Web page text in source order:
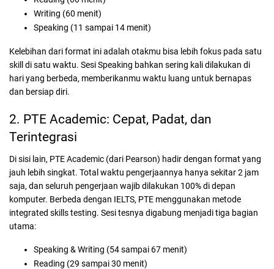
Writing (60 menit)
Speaking (11 sampai 14 menit)
Kelebihan dari format ini adalah otakmu bisa lebih fokus pada satu
skill di satu waktu. Sesi Speaking bahkan sering kali dilakukan di
hari yang berbeda, memberikanmu waktu luang untuk bernapas
dan bersiap diri.
2. PTE Academic: Cepat, Padat, dan
Terintegrasi
Di sisi lain, PTE Academic (dari Pearson) hadir dengan format yang
jauh lebih singkat. Total waktu pengerjaannya hanya sekitar 2 jam
saja, dan seluruh pengerjaan wajib dilakukan 100% di depan
komputer. Berbeda dengan IELTS, PTE menggunakan metode
integrated skills testing. Sesi tesnya digabung menjadi tiga bagian
utama:
Speaking & Writing (54 sampai 67 menit)
Reading (29 sampai 30 menit)